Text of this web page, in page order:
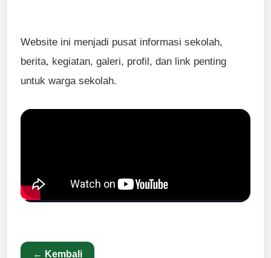
Website ini menjadi pusat informasi sekolah,
berita, kegiatan, galeri, profil, dan link penting
untuk warga sekolah.
← Kembali